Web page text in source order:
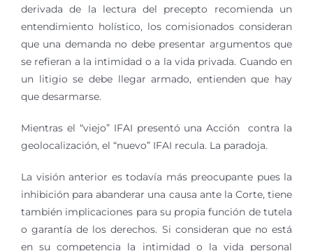
derivada de la lectura del precepto recomienda un
entendimiento holístico, los comisionados consideran
que una demanda no debe presentar argumentos que
se refieran a la intimidad o a la vida privada. Cuando en
un litigio se debe llegar armado, entienden que hay
que desarmarse.
Mientras el “viejo” IFAI presentó una Acción contra la
geolocalización, el “nuevo” IFAI recula. La paradoja.
La visión anterior es todavía más preocupante pues la
inhibición para abanderar una causa ante la Corte, tiene
también implicaciones para su propia función de tutela
o garantía de los derechos. Si consideran que no está
en su competencia la intimidad o la vida personal